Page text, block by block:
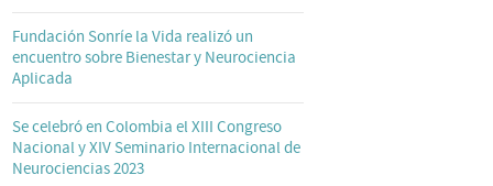
Fundación Sonríe la Vida realizó un
encuentro sobre Bienestar y Neurociencia
Aplicada
Se celebró en Colombia el XIII Congreso
Nacional y XIV Seminario Internacional de
Neurociencias 2023